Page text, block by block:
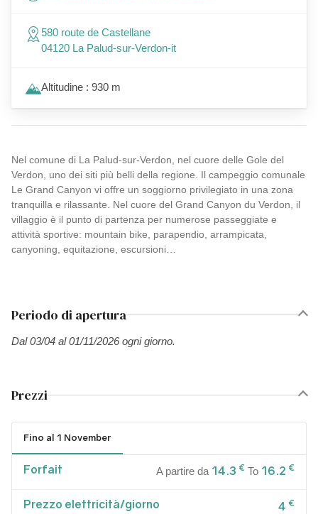
Nel comune di La Palud-sur-Verdon, nel cuore delle Gole del
Verdon, uno dei siti più belli della regione. Il campeggio comunale
Le Grand Canyon vi offre un soggiorno privilegiato in una zona
tranquilla e rilassante. Nel cuore del Grand Canyon du Verdon, il
villaggio è il punto di partenza per numerose passeggiate e
attività sportive: mountain bike, parapendio, arrampicata,
canyoning, equitazione, escursioni…
Periodo di apertura
Dal 03/04 al 01/11/2026 ogni giorno.
Prezzi
Fino al 1 November
Forfait A partire da 14.3 € To 16.2 €
Prezzo elettricità/giorno 4 €
580 route de Castellane
04120 La Palud-sur-Verdon-it
Altitudine : 930 m